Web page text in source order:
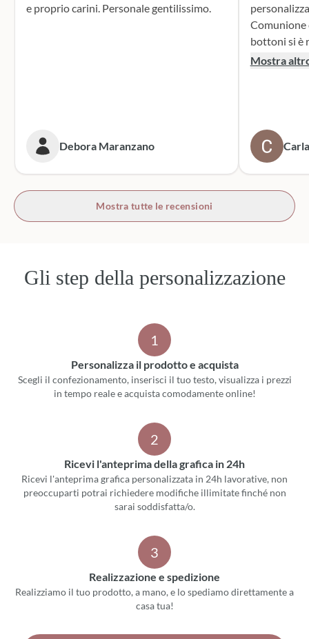
e proprio carini. Personale gentilissimo.
Debora Maranzano
Comunione di
bottoni si è
supporto
prossime
bottoni!
Mostra
Mostra tutte le recensioni
Gli step della personalizzazione
1
Personalizza il prodotto e acquista
Scegli il confezionamento, inserisci il tuo testo, visualizza i prezzi
in tempo reale e acquista comodamente online!
2
Ricevi l'anteprima della grafica in 24h
Ricevi l'anteprima grafica personalizzata in 24h lavorative, non
preoccuparti potrai richiedere modifiche illimitate finché non
sarai soddisfatta/o.
3
Realizzazione e spedizione
Realizziamo il tuo prodotto, a mano, e lo spediamo direttamente a
casa tua!